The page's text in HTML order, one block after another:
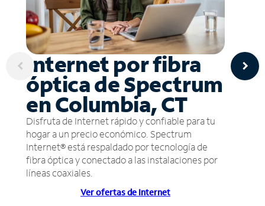
Internet por fibra
óptica de Spectrum
en Columbia, CT
Disfruta de Internet rápido y confiable para tu
hogar a un precio económico. Spectrum
Internet® está respaldado por tecnología de
fibra óptica y conectado a las instalaciones por
líneas coaxiales.
Ver ofertas de Internet